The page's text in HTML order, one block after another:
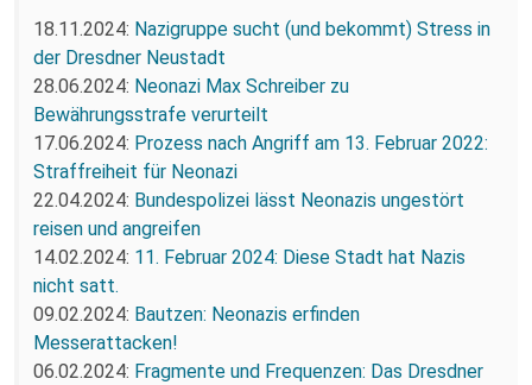
18.11.2024: Nazigruppe sucht (und bekommt) Stress in
der Dresdner Neustadt
28.06.2024: Neonazi Max Schreiber zu
Bewährungsstrafe verurteilt
17.06.2024: Prozess nach Angriff am 13. Februar 2022:
Straffreiheit für Neonazi
22.04.2024: Bundespolizei lässt Neonazis ungestört
reisen und angreifen
14.02.2024: 11. Februar 2024: Diese Stadt hat Nazis
nicht satt.
09.02.2024: Bautzen: Neonazis erfinden
Messerattacken!
06.02.2024: Fragmente und Frequenzen: Das Dresdner